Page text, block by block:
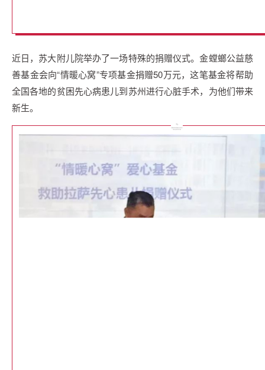
近日，苏大附儿院举办了一场特殊的捐赠仪式。金螳螂公益慈
善基金会向“情暖心窝”专项基金捐赠50万元，这笔基金将帮助
全国各地的贫困先心病患儿到苏州进行心脏手术，为他们带来
新生。